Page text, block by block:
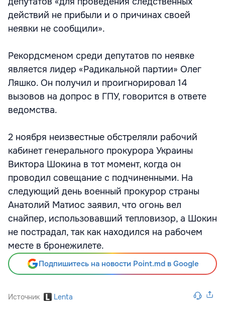
действий не прибыли и о причинах своей
неявки не сообщили».
Рекордсменом среди депутатов по неявке
является лидер «Радикальной партии» Олег
Ляшко. Он получил и проигнорировал 14
вызовов на допрос в ГПУ, говорится в ответе
ведомства.
2 ноября неизвестные обстреляли рабочий
кабинет генерального прокурора Украины
Виктора Шокина в тот момент, когда он
проводил совещание с подчиненными. На
следующий день военный прокурор страны
Анатолий Матиос заявил, что огонь вел
снайпер, использовавший тепловизор, а Шокин
не пострадал, так как находился на рабочем
месте в бронежилете.
Подпишитесь на новости Point.md в Google
Источник Lenta